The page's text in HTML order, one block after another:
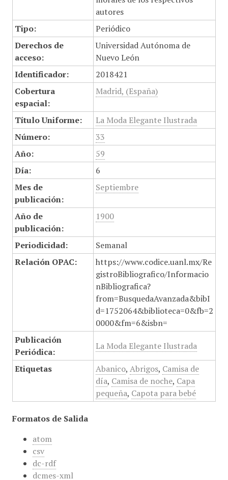
autores
Tipo:
Periódico
Derechos de
acceso:
Universidad Autónoma de
Nuevo León
Identificador:
2018421
Cobertura
espacial:
Madrid, (España)
Título Uniforme:
La Moda Elegante Ilustrada
Número:
33
Año:
59
Día:
6
Mes de
publicación:
Septiembre
Año de
publicación:
1900
Periodicidad:
Semanal
Relación OPAC:
https://www.codice.uanl.mx/Re
gistroBibliografico/Informacio
nBibliografica?
from=BusquedaAvanzada&bibI
d=1752064&biblioteca=0&fb=2
0000&fm=6&isbn=
Publicación
Periódica:
La Moda Elegante Ilustrada
Etiquetas Abanico, Abrigos, Camisa de
día, Camisa de noche, Capa
pequeña, Capota para bebé
Formatos de Salida
atom
csv
dc-rdf
dcmes-xml